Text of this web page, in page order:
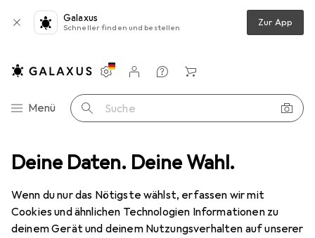
Deine Daten. Deine Wahl.
Wenn du nur das Nötigste wählst, erfassen wir mit
Cookies und ähnlichen Technologien Informationen zu
deinem Gerät und deinem Nutzungsverhalten auf unserer
Galaxus
Schneller finden und bestellen Zur App
Navigation nach Kategorien
Menü Suche
Einstellungen
Kundenkonto
Vergleichslisten
Merklisten
Warenkorb
Smartphone Schutzfolie Dipos Displayschutz Anti-Shock
8 Bilder